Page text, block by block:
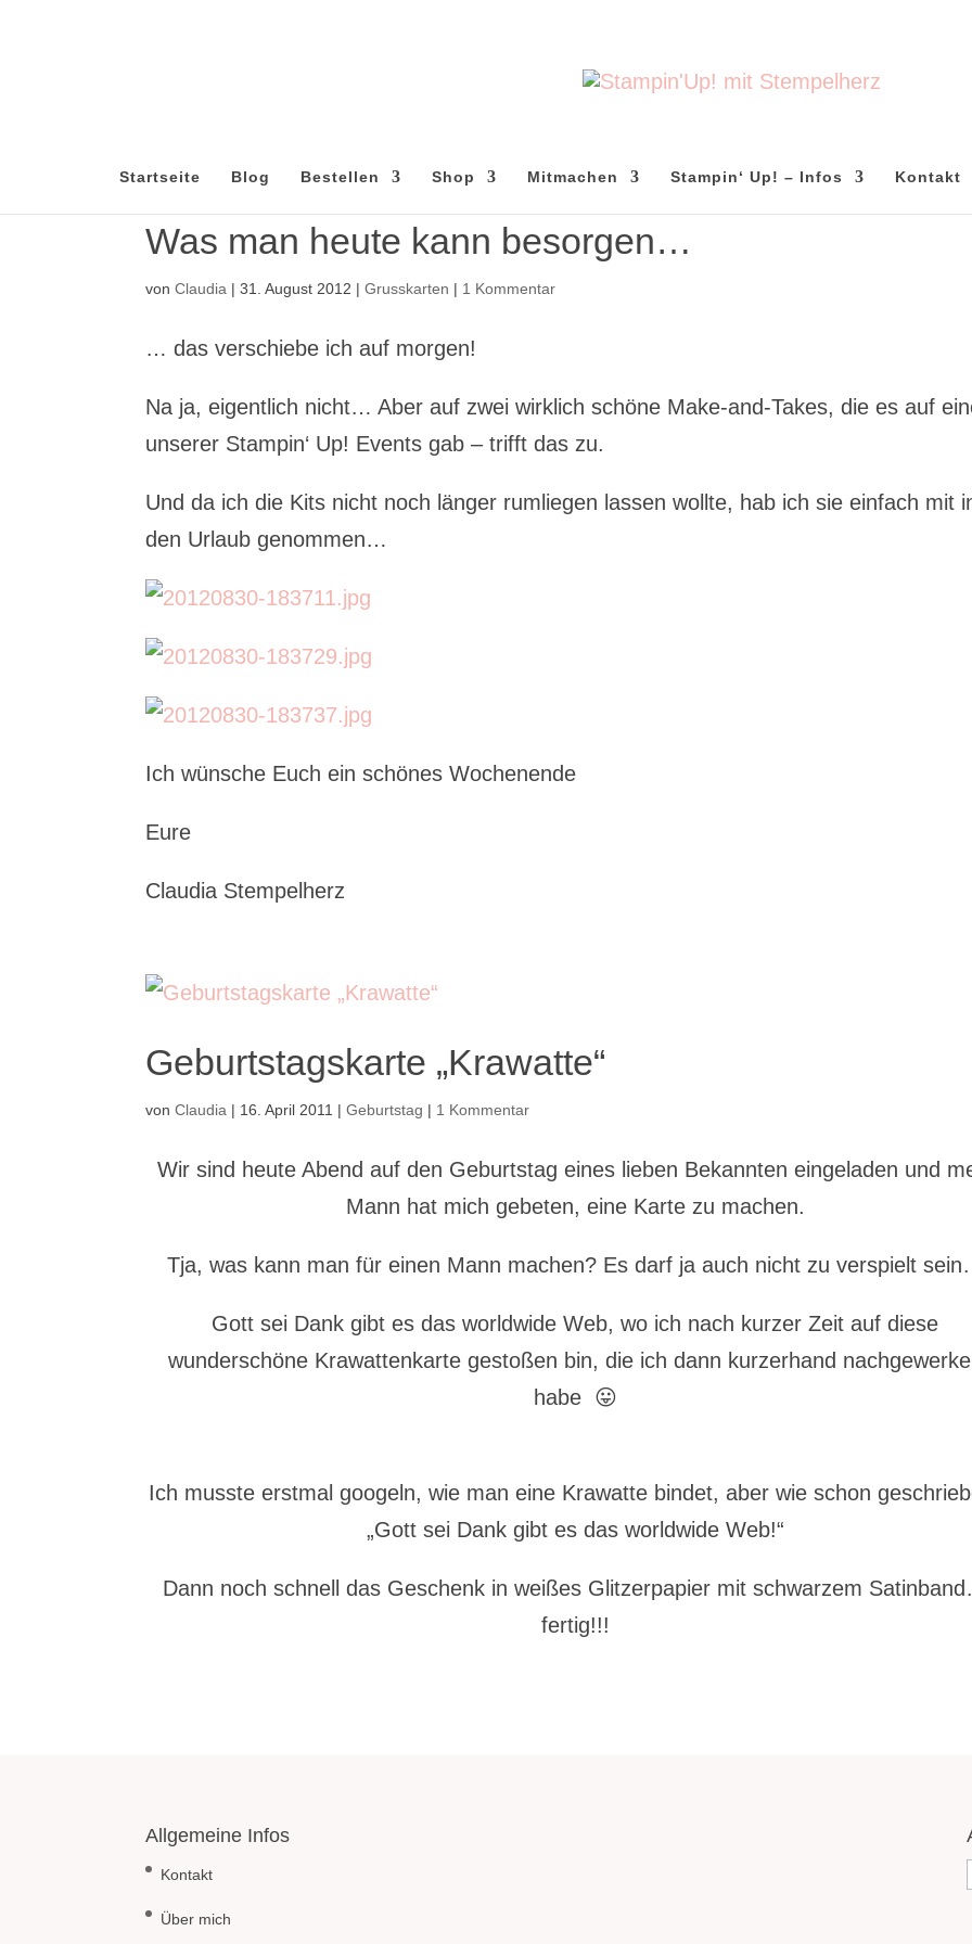
Startseite Blog Bestellen Shop Mitmachen Stampin‘ Up! – Infos Kontakt
Was man heute kann besorgen…
vonClaudia |31. August 2012 |Grusskarten | 1 Kommentar
… das verschiebe ich auf morgen!
Na ja, eigentlich nicht… Aber auf zwei wirklich schöne Make-and-Takes, die es auf
unserer Stampin‘ Up! Events gab – trifft das zu.
Und da ich die Kits nicht noch länger rumliegen lassen wollte, hab ich sie einfach mit
den Urlaub genommen…
Ich wünsche Euch ein schönes Wochenende
Eure
Claudia Stempelherz
Geburtstagskarte „Krawatte“
vonClaudia | 16. April 2011 |Geburtstag | 1 Kommentar
Wir sind heute Abend auf den Geburtstag eines lieben Bekannten eingeladen und
Mann hat mich gebeten, eine Karte zu machen.
Tja, was kann man für einen Mann machen? Es darf ja auch nicht zu verspielt
Gott sei Dank gibt es das worldwide Web, wo ich nach kurzer Zeit auf diese
wunderschöne Krawattenkarte gestoßen bin, die ich dann kurzerhand
habe 😛
Ich musste erstmal googeln, wie man eine Krawatte bindet, aber wie schon
„Gott sei Dank gibt es das worldwide Web!“
Dann noch schnell das Geschenk in weißes Glitzerpapier mit schwarzem
fertig!!!
Allgemeine Infos
Kontakt
Über mich